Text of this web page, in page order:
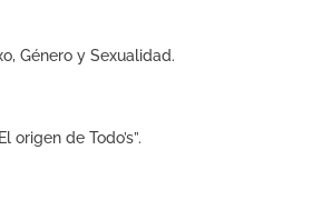
Género y Sexualidad.
origen de Todo’s”.